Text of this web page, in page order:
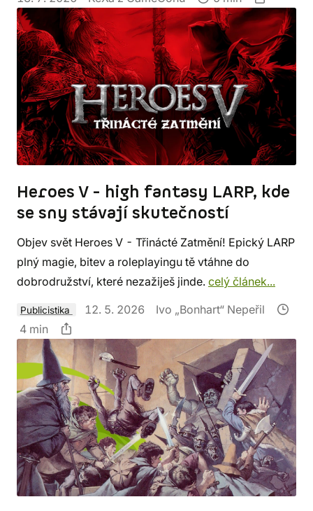
Heroes V - high fantasy LARP, kde
se sny stávají skutečností
Objev svět Heroes V - Třinácté Zatmění! Epický LARP
plný magie, bitev a roleplayingu tě vtáhne do
dobrodružství, které nezažiješ jinde. celý článek...
Publicistika 12. 5. 2026
Ivo „Bonhart“ Nepeřil
4 min